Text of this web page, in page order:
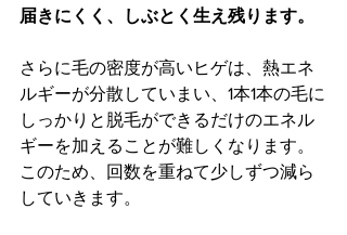
届きにくく、しぶとく生え残ります。
さらに毛の密度が高いヒゲは、熱エネ
ルギーが分散していまい、1本1本の毛に
しっかりと脱毛ができるだけのエネル
ギーを加えることが難しくなります。
このため、回数を重ねて少しずつ減ら
していきます。